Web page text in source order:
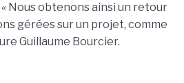
Nous obtenons ainsi un retour
gérées sur un projet, comme
Guillaume Bourcier.